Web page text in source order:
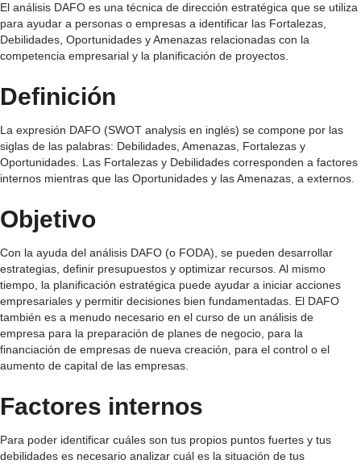
El análisis DAFO es una técnica de dirección estratégica que se utiliza
para ayudar a personas o empresas a identificar las Fortalezas,
Debilidades, Oportunidades y Amenazas relacionadas con la
competencia empresarial y la planificación de proyectos.
Definición
La expresión DAFO (SWOT analysis en inglés) se compone por las
siglas de las palabras: Debilidades, Amenazas, Fortalezas y
Oportunidades. Las Fortalezas y Debilidades corresponden a factores
internos mientras que las Oportunidades y las Amenazas, a externos.
Objetivo
Con la ayuda del análisis DAFO (o FODA), se pueden desarrollar
estrategias, definir presupuestos y optimizar recursos. Al mismo
tiempo, la planificación estratégica puede ayudar a iniciar acciones
empresariales y permitir decisiones bien fundamentadas. El DAFO
también es a menudo necesario en el curso de un análisis de
empresa para la preparación de planes de negocio, para la
financiación de empresas de nueva creación, para el control o el
aumento de capital de las empresas.
Factores internos
Para poder identificar cuáles son tus propios puntos fuertes y tus
debilidades es necesario analizar cuál es la situación de tus